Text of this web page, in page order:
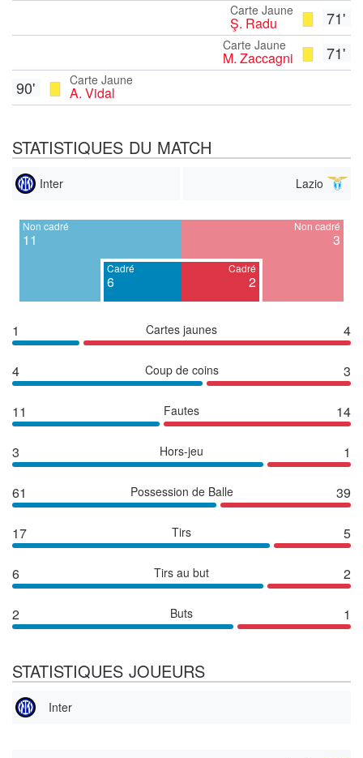
71'
Carte Jaune
Ş. Radu
71'
Carte Jaune
M. Zaccagni
Carte Jaune
A. Vidal
90'
STATISTIQUES DU MATCH
Inter Lazio
Non cadré
11
Cadré
6
Cadré
2
Non cadré
3
1 Cartes jaunes 4
4 Coup de coins 3
11 Fautes 14
3 Hors-jeu 1
61 Possession de Balle 39
17 Tirs 5
6 Tirs au but 2
2 Buts 1
STATISTIQUES JOUEURS
Inter